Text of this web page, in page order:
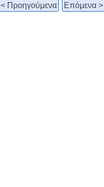
< Προηγούμενα Επόμενα >